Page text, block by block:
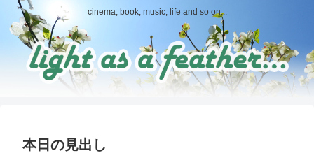
cinema, book, music, life and so on...
本日の見出し